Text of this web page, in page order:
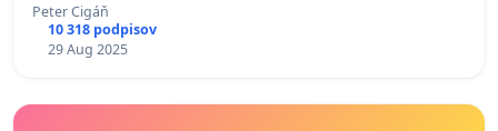
Peter Cigáň
10 318 podpisov
29 Aug 2025